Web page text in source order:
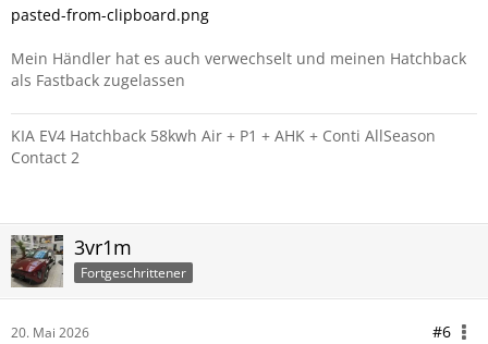
pasted-from-clipboard.png
Mein Händler hat es auch verwechselt und meinen Hatchback
als Fastback zugelassen
KIA EV4 Hatchback 58kwh Air + P1 + AHK + Conti AllSeason
Contact 2
3vr1m
Fortgeschrittener
20. Mai 2026 #6